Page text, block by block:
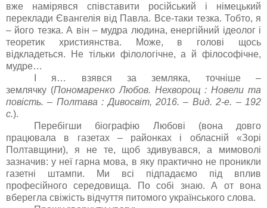
вже намірявся співставити російський і німецький
переклади Євангелія від Павла. Все-таки тезка. Тобто, я
– його тезка. А він – мудра людина, енергійний ідеолог і
теоретик християнства. Може, в голові щось
відкладеться. Не тільки філологічне, а й філософічне,
мудре…
І я… взявся за земляка, точніше –
землячку (Пономаренко Любов. Нехворощ : Новели та
повість. – Полтава : Дивосвіт, 2016. – Вид. 2-е. – 192
с.).
Перебігши біографію Любові (вона довго
працювала в газетах – районках і обласній «Зорі
Полтавщини), я не те, щоб здивувався, а мимоволі
зазначив: у неї гарна мова, в яку практично не проникли
газетні штампи. Ми всі підпадаємо під вплив
професійного середовища. По собі знаю. А от вона
вберегла свіжість відчуття питомого українського слова.